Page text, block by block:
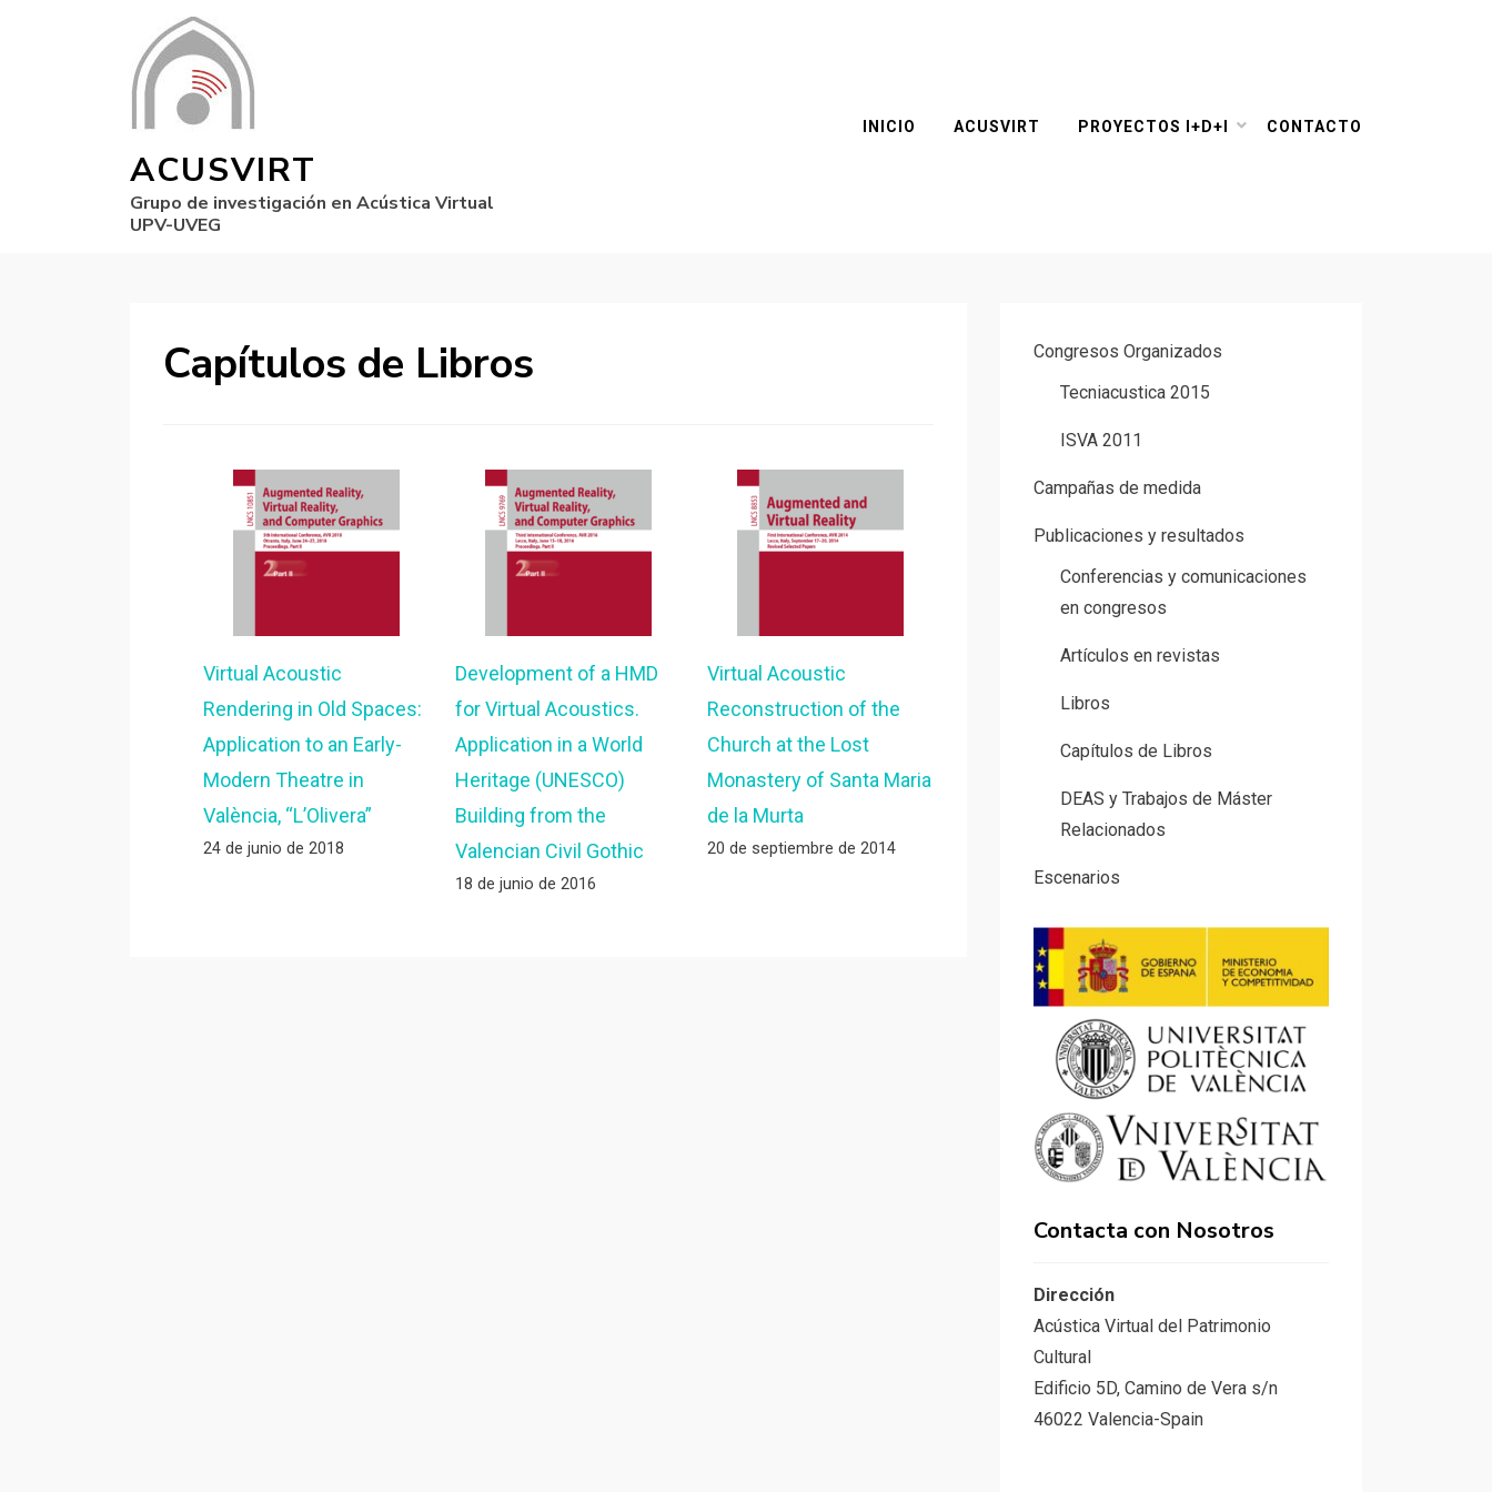
ACUSVIRT
Grupo de investigación en Acústica Virtual
UPV-UVEG
INICIO ACUSVIRT PROYECTOS I+D+I CONTACTO
Capítulos de Libros
Virtual Acoustic
Rendering in Old Spaces:
Application to an Early-
Modern Theatre in
València, “L’Olivera”
24 de junio de 2018
Development of a HMD
for Virtual Acoustics.
Application in a World
Heritage (UNESCO)
Building from the
Valencian Civil Gothic
18 de junio de 2016
Virtual Acoustic
Reconstruction of the
Church at the Lost
Monastery of Santa Maria
de la Murta
20 de septiembre de 2014
Congresos Organizados
Tecniacustica 2015
ISVA 2011
Campañas de medida
Publicaciones y resultados
Conferencias y comunicaciones
en congresos
Artículos en revistas
Libros
Capítulos de Libros
DEAS y Trabajos de Máster
Relacionados
Escenarios
Contacta con Nosotros
Dirección
Acústica Virtual del Patrimonio
Cultural
Edificio 5D, Camino de Vera s/n
46022 Valencia-Spain